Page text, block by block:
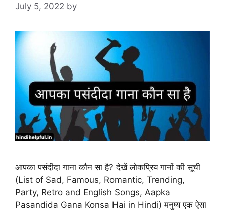
July 5, 2022 by
आपका पसंदीदा गाना कौन सा है? देखें लोकप्रिय गानों की सूची
(List of Sad, Famous, Romantic, Trending,
Party, Retro and English Songs, Aapka
Pasandida Gana Konsa Hai in Hindi) मनुष्य एक ऐसा